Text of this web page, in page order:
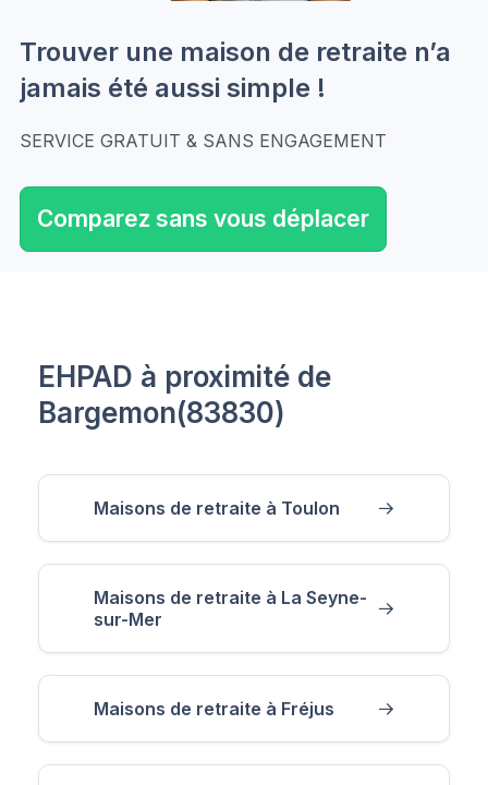
Trouver une maison de retraite n’a
jamais été aussi simple !
SERVICE GRATUIT & SANS ENGAGEMENT
Comparez sans vous déplacer
EHPAD à proximité de
Bargemon(83830)
Maisons de retraite à Toulon
Maisons de retraite à La Seyne-
sur-Mer
Maisons de retraite à Fréjus